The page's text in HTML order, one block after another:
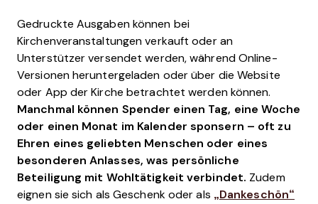
Gedruckte Ausgaben können bei
Kirchenveranstaltungen verkauft oder an
Unterstützer versendet werden, während Online-
Versionen heruntergeladen oder über die Website
oder App der Kirche betrachtet werden können.
Manchmal können Spender einen Tag, eine Woche
oder einen Monat im Kalender sponsern – oft zu
Ehren eines geliebten Menschen oder eines
besonderen Anlasses, was persönliche
Beteiligung mit Wohltätigkeit verbindet. Zudem
eignen sie sich als Geschenk oder als „Dankeschön“